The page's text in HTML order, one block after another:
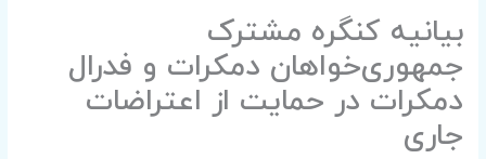
بیانیه کنگره مشترک
جمهوری‌خواهان دمکرات و فدرال
دمکرات در حمایت از اعتراضات
جاری